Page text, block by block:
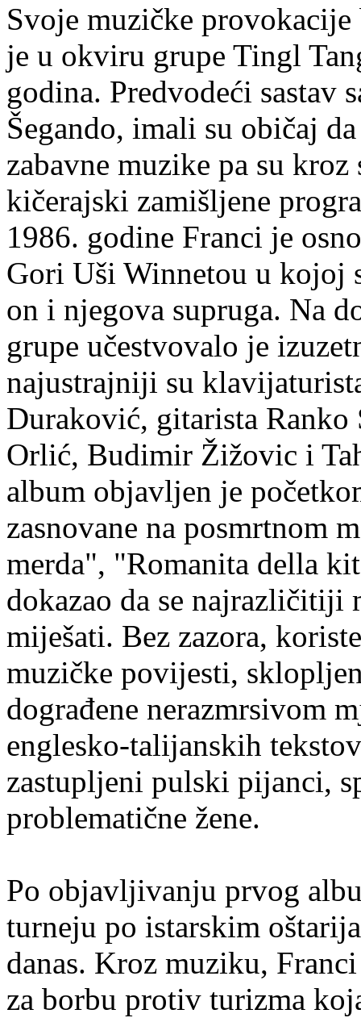
Svoje muzičke
je u okviru grupe Tingl
godina. Predvodeći sastav
Šegando, imali su običaj
zabavne muzike pa su
kičerajski zamišljene
1986. godine Franci je
Gori Uši Winnetou u kojoj
on i njegova supruga. Na
grupe učestvovalo je
najustrajniji su
Duraković, gitarista Ranko
Orlić, Budimir Žižovic i
album objavljen je
zasnovane na posmrtnom
merda", "Romanita della
dokazao da se
miješati. Bez zazora,
muzičke povijesti,
dograđene nerazmrsivom
englesko-talijanskih
zastupljeni pulski pijanci,
problematične žene.
Po objavljivanju prvog
turneju po istarskim
danas. Kroz muziku,
za borbu protiv turizma